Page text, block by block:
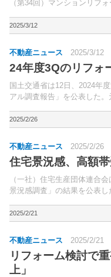
（第34回）マンションリフ
住者に付加価値の高いリフォ
2025/3/12
不動産ニュース 2025/3/12
24年度3Qのリフォ
国土交通省は12日、2024年
アル調査報告」を公表した
施。
2025/2/26
不動産ニュース 2025/2/26
住宅景況感、高額
（一社）住宅生産団体連合
景況感調査」の結果を公表
2025/2/21
不動産ニュース 2025/2/21
リフォーム検討で
上」